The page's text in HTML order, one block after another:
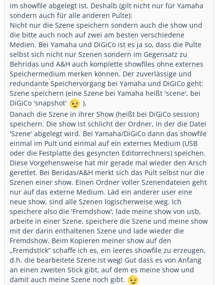
im showfile abgelegt ist. Deshalb (gilt nicht nur für Yamaha
sondern auch für alle anderen Pulte):
Nicht nur die Szene speichern sondern auch die show und
die bitte auch noch auf zwei am besten verschiedene
Medien. Bei Yamaha und DiGiCo ist es ja so, dass die Pulte
selbst sich nicht nur Szenen sondern im Gegensatz zu
Behridas und A&H auch komplette showfiles ohne externes
Speichermedium merken können. Der zuverlässige und
redundante Speichervorgang bei Yamaha und DiGiCo geht:
Szene speichern (eine Szene bei Yamaha heißt 'scene', bei
DiGiCo 'snapshot'
),
Danach die Szene in ihrer Show (heißt bei DiGiCo session)
speichern. Die show ist schlicht der Ordner, in der die Datei
'Szene' abgelegt wird. Bei Yamaha/DiGiCo dann das showfile
einmal im Pult und einmal auf ein externes Medium (USB
oder die Festplatte des gesyncten Editorrechners) speichen.
Diese Vorgehensweise hat mir gerade mal wieder den Arsch
gerettet. Bei Beridas/A&H merkt sich das Pult selbst nur die
Szenen einer show. Einen Ordner voller Szenendateien geht
nur auf das externe Medium. Läd ein anderer user eine
neue show, sind alle Szenen logischerweise weg. Ich
speichere also die 'Fremdshow', lade meine show von usb,
arbeite in einer Szene, speichere die Szene und meine show
mit der darin enthaltenen Szene und lade wieder die
Fremdshow. Beim Kopieren meiner show auf den
„Fremdstick“ schaffe ich es, ein leeres showfile zu erzeugen,
d.h. die bearbeitete Szene ist weg! Gut dass es von Anfang
an einen zweiten Stick gibt, auf dem es meine show und
damit auch meine Szene noch gibt.